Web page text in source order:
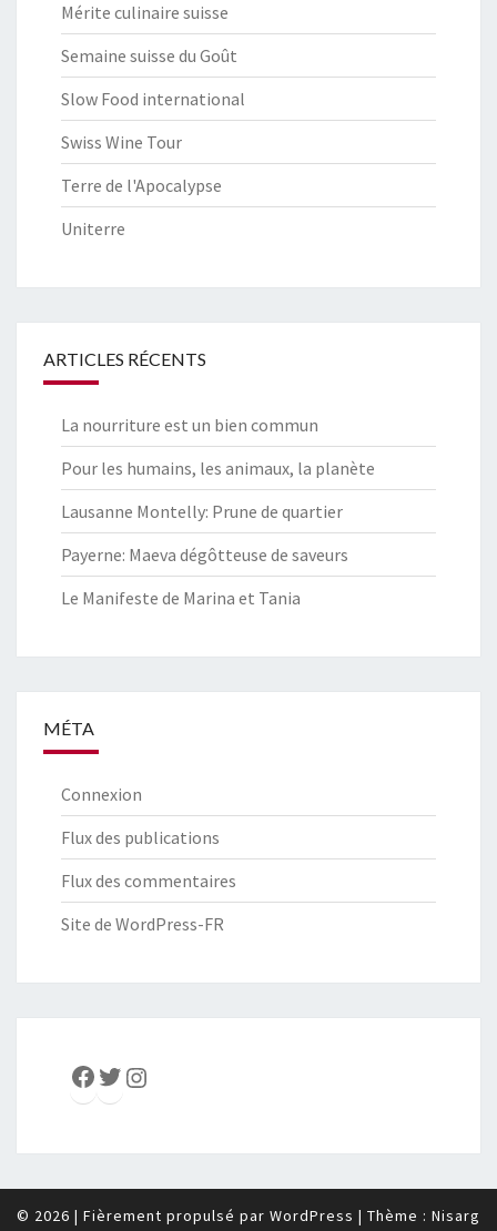
Mérite culinaire suisse
Semaine suisse du Goût
Slow Food international
Swiss Wine Tour
Terre de l'Apocalypse
Uniterre
ARTICLES RÉCENTS
La nourriture est un bien commun
Pour les humains, les animaux, la planète
Lausanne Montelly: Prune de quartier
Payerne: Maeva dégôtteuse de saveurs
Le Manifeste de Marina et Tania
MÉTA
Connexion
Flux des publications
Flux des commentaires
Site de WordPress-FR
Facebook
Twitter
Instagram
© 2026 | Fièrement propulsé par WordPress | Thème : Nisarg